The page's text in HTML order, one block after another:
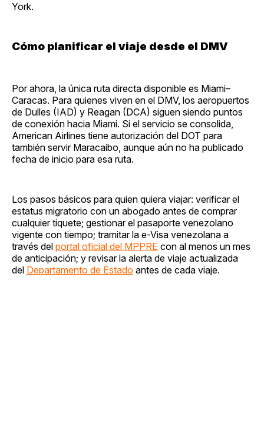
York.
Cómo planificar el viaje desde el DMV
Por ahora, la única ruta directa disponible es Miami–
Caracas. Para quienes viven en el DMV, los aeropuertos
de Dulles (IAD) y Reagan (DCA) siguen siendo puntos
de conexión hacia Miami. Si el servicio se consolida,
American Airlines tiene autorización del DOT para
también servir Maracaibo, aunque aún no ha publicado
fecha de inicio para esa ruta.
Los pasos básicos para quien quiera viajar: verificar el
estatus migratorio con un abogado antes de comprar
cualquier tiquete; gestionar el pasaporte venezolano
vigente con tiempo; tramitar la e-Visa venezolana a
través del portal oficial del MPPRE con al menos un mes
de anticipación; y revisar la alerta de viaje actualizada
del Departamento de Estado antes de cada viaje.